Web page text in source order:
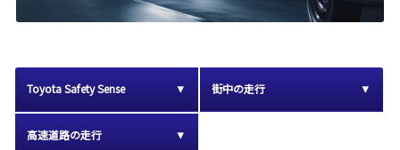
Toyota Safety Sense 街中の走行
高速道路の走行